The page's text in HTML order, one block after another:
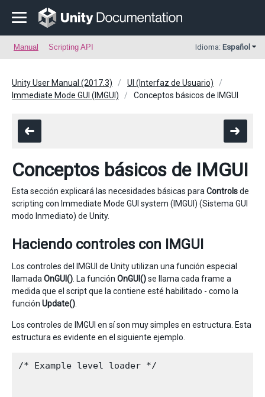
Manual Scripting API Idioma: Español
Unity User Manual (2017.3)
UI (Interfaz de Usuario)
Immediate Mode GUI (IMGUI)
Conceptos básicos de IMGUI
Conceptos básicos de IMGUI
Esta sección explicará las necesidades básicas para Controlsde
scripting con Immediate Mode GUI system (IMGUI) (Sistema GUI
modo Inmediato) de Unity.
Haciendo controles con IMGUI
Los controles del IMGUI de Unity utilizan una función especial
llamada OnGUI() . La función OnGUI()se llama cada frame a
medida que el script que la contiene esté habilitado - como la
función Update()
Los controles de IMGUI en sí son muy simples en estructura. Esta
estructura es evidente en el siguiente ejemplo.
/* Example level loader */